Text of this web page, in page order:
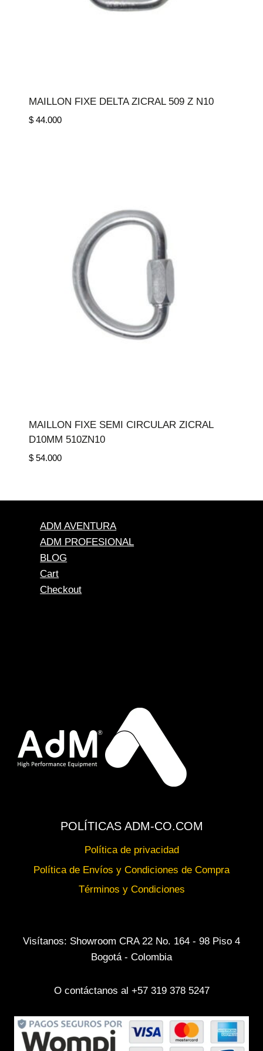
MAILLON FIXE DELTA ZICRAL 509 Z N10
$44.000
MAILLON FIXE SEMI CIRCULAR ZICRAL
D10MM 510ZN10
$54.000
ADM AVENTURA
ADM PROFESIONAL
BLOG
Cart
Checkout
POLÍTICAS ADM-CO.COM
Política de privacidad
Política de Envíos y Condiciones de Compra
Términos y Condiciones
Visítanos: Showroom CRA 22 No. 164 - 98 Piso 4
Bogotá - Colombia
O contáctanos al +57 319 378 5247